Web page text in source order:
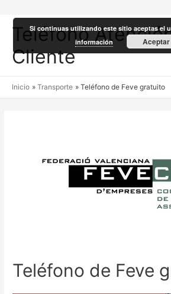
Teléfono
Cliente
Inicio Transporte Teléfono de Feve gratuito
Teléfono de Feve
Si continuas utilizando este sitio aceptas el
información
Aceptar